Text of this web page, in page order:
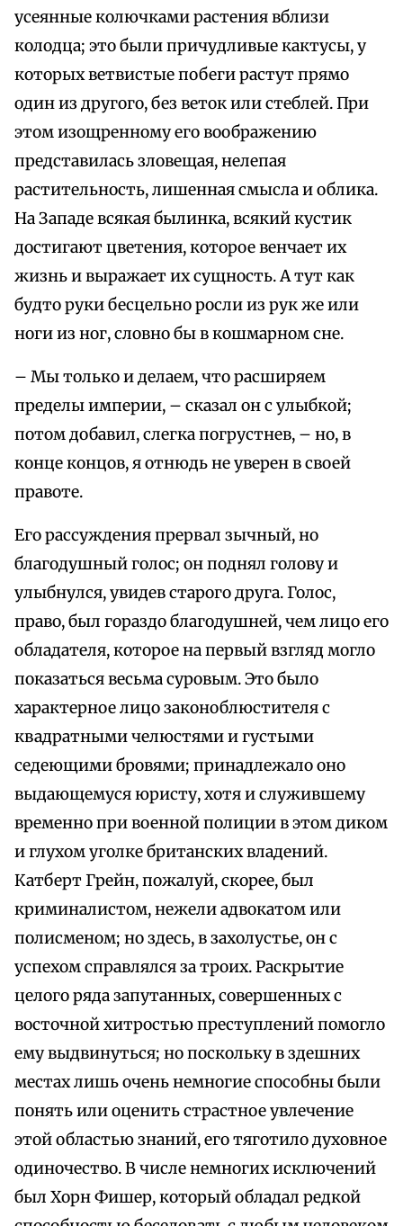
усеянные колючками растения вблизи
колодца; это были причудливые кактусы, у
которых ветвистые побеги растут прямо
один из другого, без веток или стеблей. При
этом изощренному его воображению
представилась зловещая, нелепая
растительность, лишенная смысла и облика.
На Западе всякая былинка, всякий кустик
достигают цветения, которое венчает их
жизнь и выражает их сущность. А тут как
будто руки бесцельно росли из рук же или
ноги из ног, словно бы в кошмарном сне.
– Мы только и делаем, что расширяем
пределы империи, – сказал он с улыбкой;
потом добавил, слегка погрустнев, – но, в
конце концов, я отнюдь не уверен в своей
правоте.
Его рассуждения прервал зычный, но
благодушный голос; он поднял голову и
улыбнулся, увидев старого друга. Голос,
право, был гораздо благодушней, чем лицо его
обладателя, которое на первый взгляд могло
показаться весьма суровым. Это было
характерное лицо законоблюстителя с
квадратными челюстями и густыми
седеющими бровями; принадлежало оно
выдающемуся юристу, хотя и служившему
временно при военной полиции в этом диком
и глухом уголке британских владений.
Катберт Грейн, пожалуй, скорее, был
криминалистом, нежели адвокатом или
полисменом; но здесь, в захолустье, он с
успехом справлялся за троих. Раскрытие
целого ряда запутанных, совершенных с
восточной хитростью преступлений помогло
ему выдвинуться; но поскольку в здешних
местах лишь очень немногие способны были
понять или оценить страстное увлечение
этой областью знаний, его тяготило духовное
одиночество. В числе немногих исключений
был Хорн Фишер, который обладал редкой